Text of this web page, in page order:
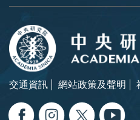
交通資訊 網站政策及聲明